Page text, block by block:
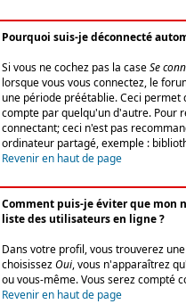
Pourquoi suis-je déconnecté
Si vous ne cochez pas la caseSe
lorsque vous vous connectez, le
une période préétablie. Ceci
compte par quelqu'un d'autre. Pour
connectant; ceci n'est pas
ordinateur partagé, exemple :
Revenir en haut de page
Comment puis-je éviter que mon
liste des utilisateurs en ligne ?
Dans votre profil, vous trouverez
choisissezOui, vous n'apparaîtrez
ou vous-même. Vous serez compté
Revenir en haut de page